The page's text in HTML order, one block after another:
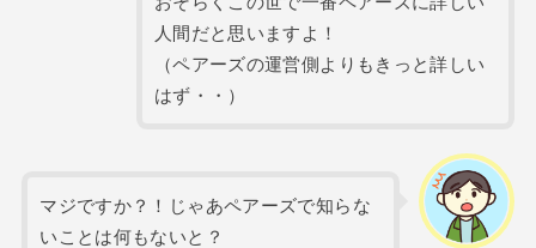
人間だと思いますよ！
（ペアーズの運営側よりもきっと詳しい
はず・・）
マジですか？！じゃあペアーズで知らな
いことは何もないと？